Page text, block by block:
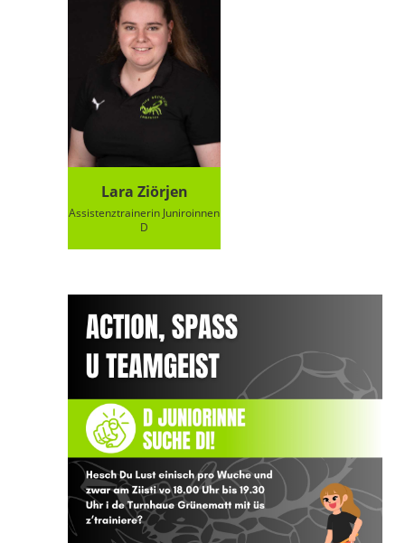
Lara Ziörjen
Assistenztrainerin Juniroinnen
D